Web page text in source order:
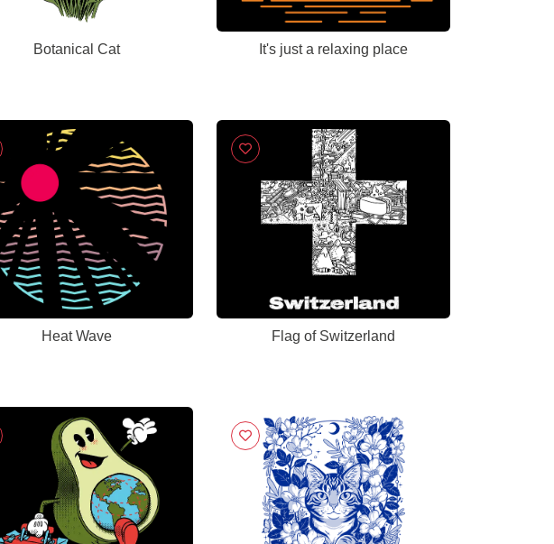
Botanical Cat It's just a relaxing place
Heat Wave Flag of Switzerland